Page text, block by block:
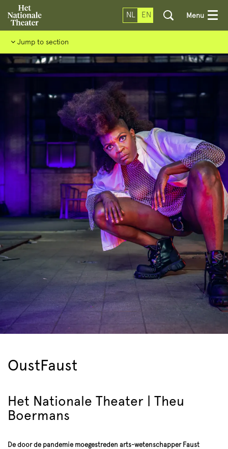
NL EN Menu
Jump to section
OustFaust
Het Nationale Theater | Theu
Boermans
De door de pandemie moegestreden arts-wetenschapper Faust